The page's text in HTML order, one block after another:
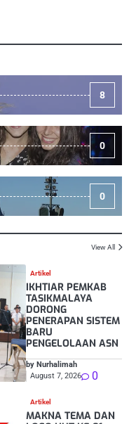
8
0
0
View All
Artikel
IKHTIAR PEMKAB
TASIKMALAYA
DORONG
PENERAPAN SISTEM
BARU
PENGELOLAAN ASN
by Nurhalimah
August 7, 2026
0
Artikel
MAKNA TEMA DAN